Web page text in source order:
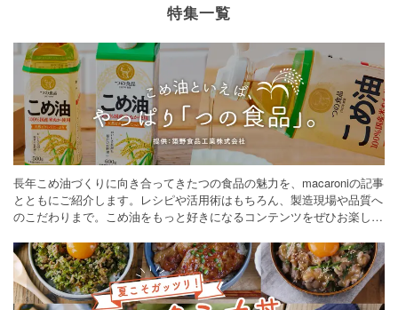
特集一覧
長年こめ油づくりに向き合ってきたつの食品の魅力を、macaroniの記事
とともにご紹介します。レシピや活用術はもちろん、製造現場や品質へ
のこだわりまで。こめ油をもっと好きになるコンテンツをぜひお楽しみ